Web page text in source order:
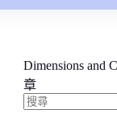
Dimensions and
章